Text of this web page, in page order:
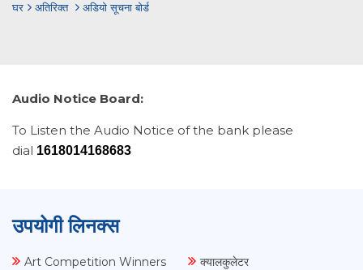
घर अतिरिक्त अडियो सूचना बोर्ड
Audio Notice Board:
To Listen the Audio Notice of the bank please
dial 1618014168683
उपयोगी लिनक्स
Art Competition Winners क्यालकुलेटर